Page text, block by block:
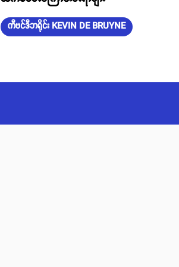
ကီဗင်ဒီဘရိုင်း KEVIN DE BRUYNE